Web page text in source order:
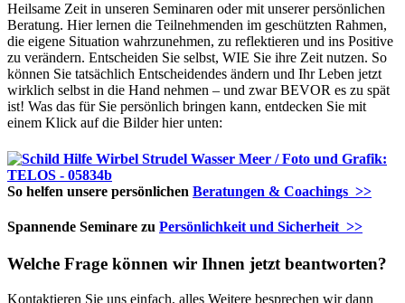
Heilsame Zeit in unseren Seminaren oder mit unserer persönlichen
Beratung. Hier lernen die Teilnehmenden im geschützten Rahmen,
die eigene Situation wahrzunehmen, zu reflektieren und ins Positive
zu verändern. Entscheiden Sie selbst, WIE Sie ihre Zeit nutzen. So
können Sie tatsächlich Entscheidendes ändern und Ihr Leben jetzt
wirklich selbst in die Hand nehmen – und zwar BEVOR es zu spät
ist! Was das für Sie persönlich bringen kann, entdecken Sie mit
einem Klick auf die Bilder hier unten:
So helfen unsere persönlichen Beratungen & Coachings >>
Spannende Seminare zu Persönlichkeit und Sicherheit >>
Welche Frage können wir Ihnen jetzt beantworten?
Kontaktieren Sie uns einfach, alles Weitere besprechen wir dann